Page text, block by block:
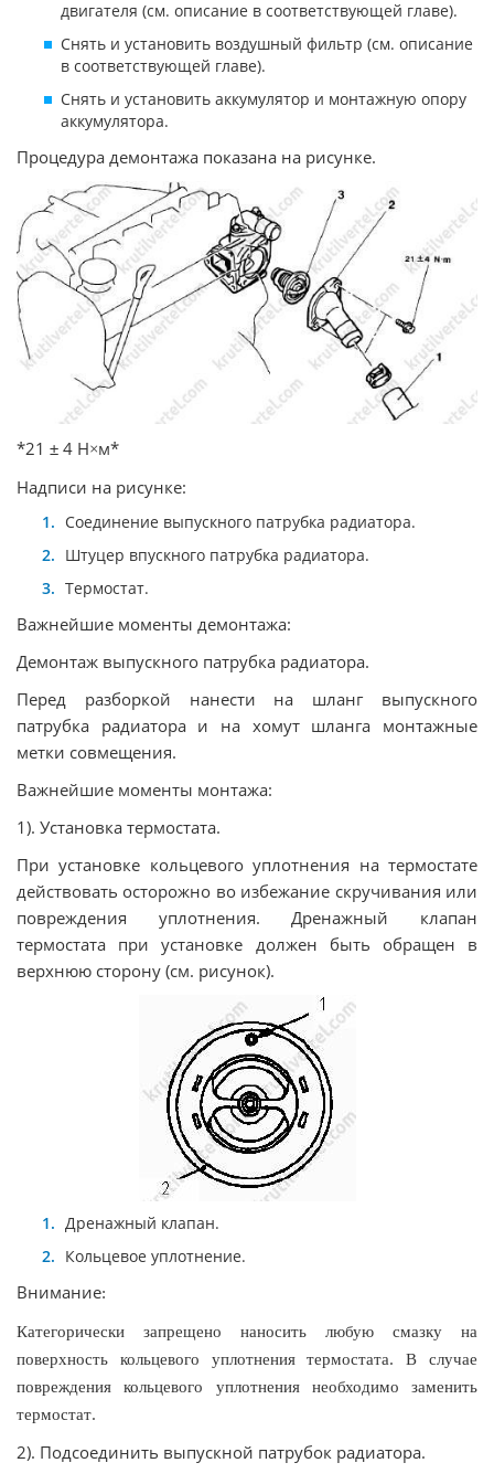
двигателя (см. описание в соответствующей главе).
Снять и установить воздушный фильтр (см. описание
в соответствующей главе).
Снять и установить аккумулятор и монтажную опору
аккумулятора.
Процедура демонтажа показана на рисунке.
*21 ± 4 Н×м*
Надписи на рисунке:
Соединение выпускного патрубка радиатора.
Штуцер впускного патрубка радиатора.
Термостат.
Важнейшие моменты демонтажа:
Демонтаж выпускного патрубка радиатора.
Перед разборкой нанести на шланг выпускного
патрубка радиатора и на хомут шланга монтажные
метки совмещения.
Важнейшие моменты монтажа:
1). Установка термостата.
При установке кольцевого уплотнения на термостате
действовать осторожно во избежание скручивания или
повреждения уплотнения. Дренажный клапан
термостата при установке должен быть обращен в
верхнюю сторону (см. рисунок).
Дренажный клапан.
Кольцевое уплотнение.
Внимание:
Категорически запрещено наносить любую смазку
на
поверхность
кольцевого уплотнения термостата.В
случае
повреждения
кольцевого уплотнения необходимо
заменить
термостат.
2). Подсоединить выпускной патрубок радиатора.